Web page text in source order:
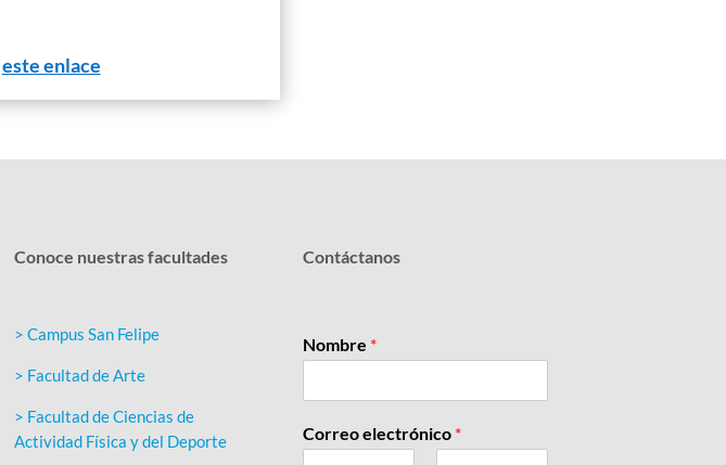
este enlace
Conoce nuestras facultades
> Campus San Felipe
> Facultad de Arte
> Facultad de Ciencias de
Actividad Física y del Deporte
Contáctanos
Nombre *
Correo electrónico *